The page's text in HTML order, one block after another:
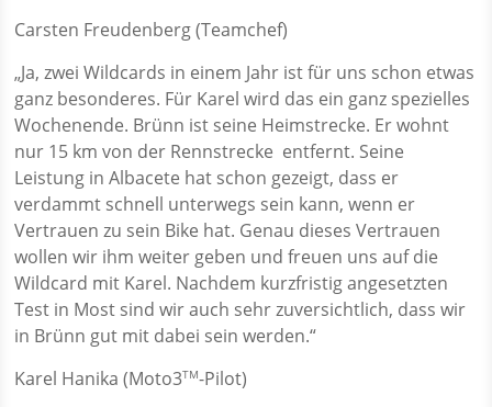
Carsten Freudenberg (Teamchef)
„Ja, zwei Wildcards in einem Jahr ist für uns schon etwas
ganz besonderes. Für Karel wird das ein ganz spezielles
Wochenende. Brünn ist seine Heimstrecke. Er wohnt
nur 15 km von der Rennstrecke entfernt. Seine
Leistung in Albacete hat schon gezeigt, dass er
verdammt schnell unterwegs sein kann, wenn er
Vertrauen zu sein Bike hat. Genau dieses Vertrauen
wollen wir ihm weiter geben und freuen uns auf die
Wildcard mit Karel. Nachdem kurzfristig angesetzten
Test in Most sind wir auch sehr zuversichtlich, dass wir
in Brünn gut mit dabei sein werden.“
Karel Hanika (Moto3TM-Pilot)